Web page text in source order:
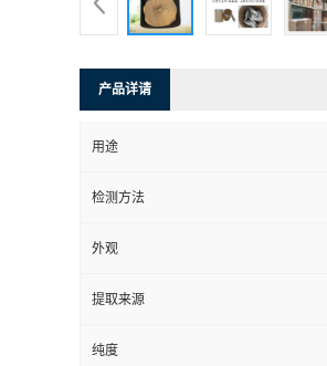
产品详请
用途
检测方法
外观
提取来源
纯度